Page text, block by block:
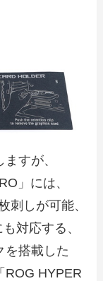
ますが、
」には、
刺しが可能、
対応する、
を搭載した
ROG HYPER